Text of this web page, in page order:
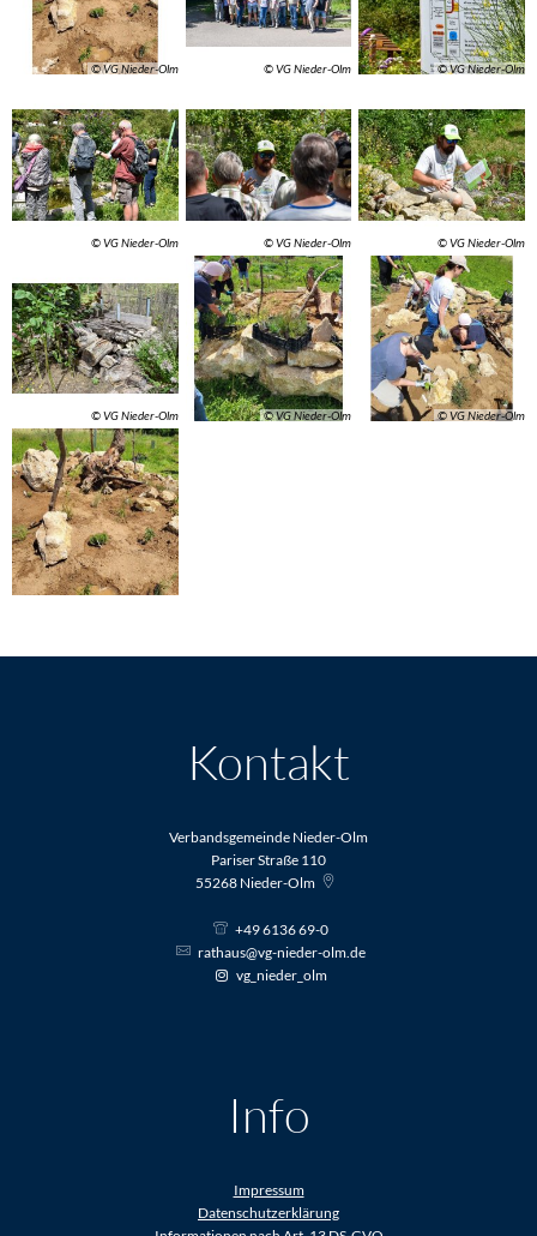
© VG Nieder-Olm © VG Nieder-Olm © VG Nieder-Olm
© VG Nieder-Olm © VG Nieder-Olm © VG Nieder-Olm
© VG Nieder-Olm © VG Nieder-Olm © VG Nieder-Olm
Kontakt
Verbandsgemeinde Nieder-Olm
Pariser Straße 110
55268 Nieder-Olm
+49 6136 69-0
rathaus@vg-nieder-olm.de
vg_nieder_olm
Info
Impressum
Datenschutzerklärung